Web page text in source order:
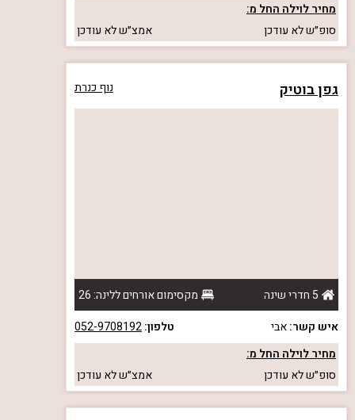
מחיר לוילה החל מ:
סופ״שלא עודכן אמצ״שלא עודכן
גפן בוטיק נוף כנרת
5 חדרי שינה
מקסימום אורחים ללינה: 26
איש קשר:אבי טלפון:052-9708192
מחיר לוילה החל מ:
סופ״שלא עודכן אמצ״שלא עודכן